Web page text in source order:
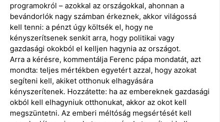
programokról – azokkal az országokkal, ahonnan a
bevándorlók nagy számban érkeznek, akkor világossá
kell tenni: a pénzt úgy költsék el, hogy ne
kényszerítsenek senkit arra, hogy politikai vagy
gazdasági okokból el kelljen hagynia az országot.
Arra a kérésre, kommentálja Ferenc pápa mondatát, azt
mondta: teljes mértékben egyetért azzal, hogy azokat
segíteni kell, akiket otthonuk elhagyására
kényszerítenek. Hozzátette: ha az embereknek gazdasági
okból kell elhagyniuk otthonukat, akkor az okot kell
megszüntetni. Az emberi méltóság megsértését kell